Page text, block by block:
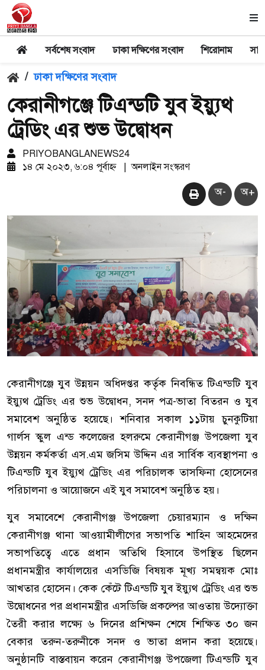
সর্বশেষ সংবাদ ঢাকা দক্ষিণের সংবাদ শিরোনাম
/ ঢাকা দক্ষিণের সংবাদ
কেরানীগঞ্জে টিএন্ডটি যুব ইয়্যুথ
ট্রেডিং এর শুভ উদ্বোধন
PRIYOBANGLANEWS24
১৪ মে ২০২৩, ৬:০৪ পূর্বাহ্ন
অনলাইন সংস্করণ
অ- অ+
কেরানীগঞ্জে যুব উন্নয়ন অধিদপ্তর কর্তৃক নিবন্ধিত টিএন্ডটি যুব
ইয়্যুথ ট্রেডিং এর শুভ উদ্বোধন, সনদ পত্র-ভাতা বিতরন ও যুব
সমাবেশ অনুষ্ঠিত হয়েছে। শনিবার সকাল ১১টায় চুনকুটিয়া
গার্লস স্কুল এন্ড কলেজের হলরুমে কেরানীগঞ্জ উপজেলা যুব
উন্নয়ন কর্মকর্তা এস.এম জসিম উদ্দিন এর সার্বিক ব্যবস্থাপনা ও
টিএন্ডটি যুব ইয়্যুথ ট্রেডিং এর পরিচালক তাসফিনা হোসেনের
পরিচালনা ও আয়োজনে এই যুব সমাবেশ অনুষ্ঠিত হয়।
যুব সমাবেশে কেরানীগঞ্জ উপজেলা চেয়ারম্যান ও দক্ষিন
কেরানীগঞ্জ থানা আওয়ামীলীগের সভাপতি শাহিন আহমেদের
সভাপতিত্বে এতে প্রধান অতিথি হিসাবে উপস্থিত ছিলেন
প্রধানমন্ত্রীর কার্যালয়ের এসডিজি বিষয়ক মূখ্য সমন্বয়ক মোঃ
আখতার হোসেন। কেক কেঁটে টিএন্ডটি যুব ইয়্যুথ ট্রেডিং এর শুভ
উদ্বোধনের পর প্রধানমন্ত্রীর এসডিজি প্রকল্পের আওতায় উদ্যোক্তা
তৈরী করার লক্ষ্যে ৬ দিনের প্রশিক্ষন শেষে শিক্ষিত ৩০ জন
বেকার তরুন-তরুনীকে সনদ ও ভাতা প্রদান করা হয়েছে।
অনুষ্ঠানটি বাস্তবায়ন করেন কেরানীগঞ্জ উপজেলা টিএন্ডটি যুব